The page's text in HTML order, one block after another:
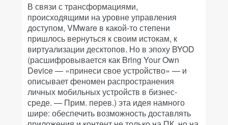
В связи с трансформациями,
происходящими на уровне управления
доступом, VMware в какой-то степени
пришлось вернуться к своим истокам, к
виртуализации десктопов. Но в эпоху BYOD
(расшифровывается как Bring Your Own
Device — «принеси свое устройство» — и
описывает феномен распространения
личных мобильных устройств в бизнес-
среде. — Прим. перев.) эта идея намного
шире: обеспечить возможность доставлять